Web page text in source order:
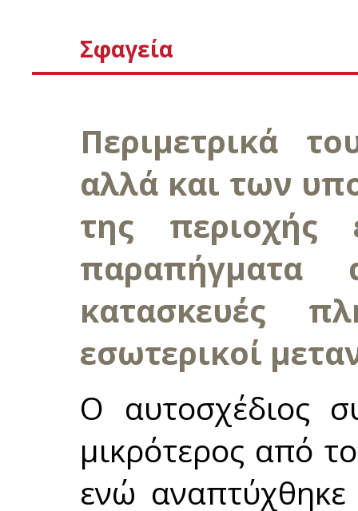
Σφαγεία
Περιμετρικά
αλλά και των
της περιοχής
κατασκευές
εσωτερικοί
Ο αυτοσχέδιος
μικρότερος από
ενώ αναπτύχθηκε